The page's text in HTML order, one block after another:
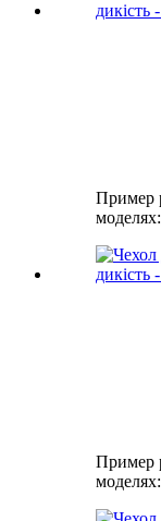
Пример
моделях:
Пример
моделях: